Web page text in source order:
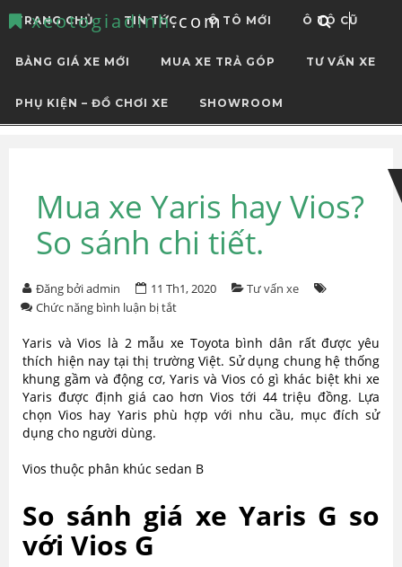
TRANG CHỦ TIN TỨC Ô TÔ MỚI Ô TÔ CŨ
BẢNG GIÁ XE MỚI MUA XE TRẢ GÓP TƯ VẤN XE
PHỤ KIỆN – ĐỒ CHƠI XE SHOWROOM
xeotogiadinh.com
Mua xe Yaris hay Vios?
So sánh chi tiết.
Đăng bởi admin 11 Th1, 2020
Tư vấn xe
Chức năng bình luận bị tắtở
xe
Yaris
hay
Vios?
So
sánh
Yaris và Vios là 2 mẫu xe Toyota bình dân rất được yêu
thích hiện nay tại thị trường Việt. Sử dụng chung hệ thống
khung gầm và động cơ, Yaris và Vios có gì khác biệt khi xe
Yaris được định giá cao hơn Vios tới 44 triệu đồng. Lựa
chọn Vios hay Yaris phù hợp với nhu cầu, mục đích sử
dụng cho người dùng.
Vios thuộc phân khúc sedan B
So sánh giá xe Yaris G so
với Vios G